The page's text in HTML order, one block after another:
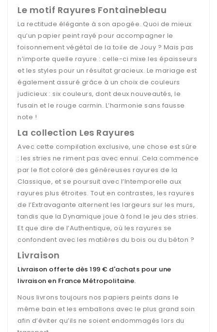
Le motif Rayures Fontainebleau
La rectitude élégante à son apogée. Quoi de mieux
qu’un papier peint rayé pour accompagner le
foisonnement végétal de la toile de Jouy ? Mais pas
n’importe quelle rayure : celle-ci mixe les épaisseurs
et les styles pour un résultat gracieux. Le mariage est
également assuré grâce à un choix de couleurs
judicieux : six couleurs, dont deux nouveautés, le
fusain et le rouge carmin. L’harmonie sans fausse
note !
La collection Les Rayures
Avec cette compilation exclusive, une chose est sûre
: les stries ne riment pas avec ennui. Cela commence
par le flot coloré des généreuses rayures de la
Classique, et se poursuit avec l’Intemporelle aux
rayures plus étroites. Tout en contrastes, les rayures
de l’Extravagante alternent les largeurs sur les murs,
tandis que la Dynamique joue à fond le jeu des stries.
Et que dire de l’Authentique, où les rayures se
confondent avec les matières du bois ou du béton ?
Livraison
Livraison offerte dès 199 € d'achats pour une
livraison en France Métropolitaine.
Nous livrons toujours nos papiers peints dans le
même bain et les emballons avec le plus grand soin
afin d’éviter qu’ils ne soient endommagés lors du